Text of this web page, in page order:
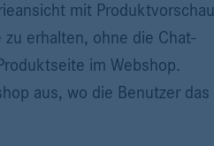
mit Produktvorschau
erhalten, ohne die Chat-
im Webshop.
aus, wo die Benutzer das